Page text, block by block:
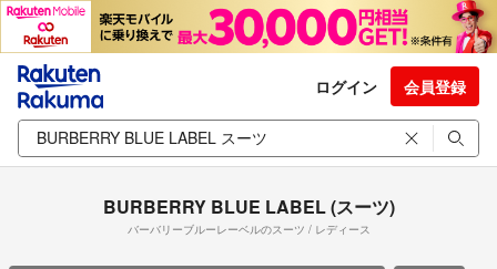
ログイン 会員登録
BURBERRY BLUE LABEL (スーツ)
バーバリーブルーレーベルのスーツ / レディース